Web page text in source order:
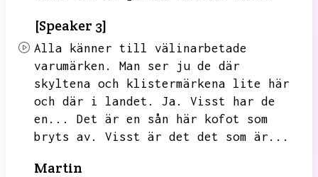
[Speaker 3]
Alla känner till välinarbetade
varumärken.
Man ser ju de där
skyltena och klistermärkena lite här
och där i landet.
Ja.
Visst har de
en...
Det är en sån här kofot som
bryts av.
Visst är det det som är...
Martin